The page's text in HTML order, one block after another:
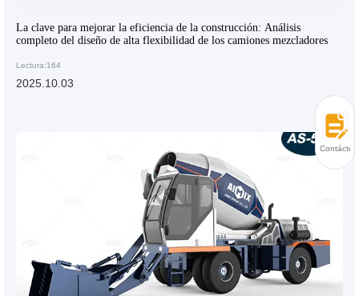
La clave para mejorar la eficiencia de la construcción: Análisis
completo del diseño de alta flexibilidad de los camiones mezcladores
Lectura:164
2025.10.03